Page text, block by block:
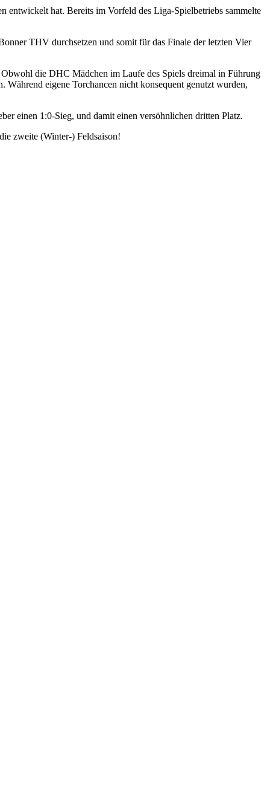
entwickelt hat. Bereits im Vorfeld des Liga-Spielbetriebs sammelte
THV durchsetzen und somit für das Finale der letzten Vier
die DHC Mädchen im Laufe des Spiels dreimal in Führung
eigene Torchancen nicht konsequent genutzt wurden,
einen 1:0-Sieg, und damit einen versöhnlichen dritten Platz.
zweite (Winter-) Feldsaison!